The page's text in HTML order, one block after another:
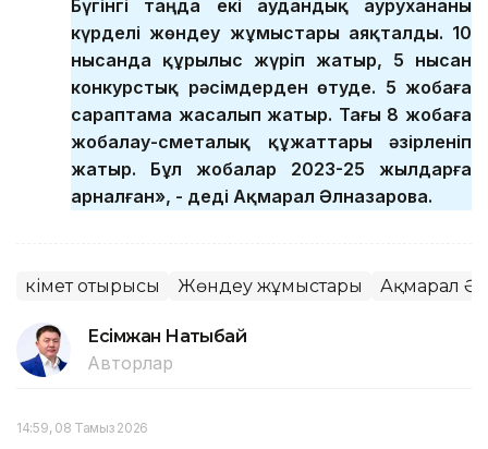
Бүгінгі таңда екі аудандық аурухананы
күрделі жөндеу жұмыстары аяқталды. 10
нысанда құрылыс жүріп жатыр, 5 нысан
конкурстық рәсімдерден өтуде. 5 жобаға
сараптама жасалып жатыр. Тағы 8 жобаға
жобалау-сметалық құжаттары әзірленіп
жатыр. Бұл жобалар 2023-25 жылдарға
арналған», - деді Ақмарал Әлназарова.
Үкімет отырысы Жөндеу жұмыстары Ақмарал
Есімжан Нақтыбай
Авторлар
14:59, 08 Тамыз 2026